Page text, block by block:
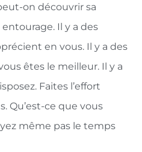
on découvrir sa
Il y a des
en vous. Il y a des
êtes le meilleur. Il y a
Faites l’effort
Qu’est-ce que vous
même pas le temps